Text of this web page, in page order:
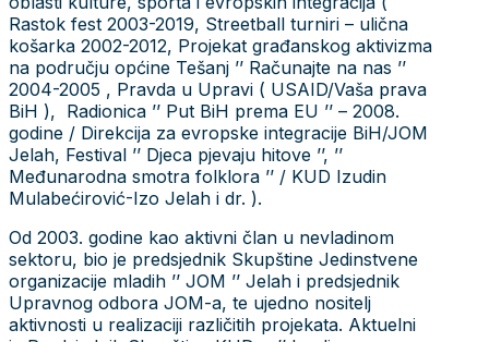
Rastok fest 2003-2019, Streetball turniri – ulična
košarka 2002-2012, Projekat građanskog aktivizma
na području općine Tešanj ’’ Računajte na nas ’’
2004-2005 , Pravda u Upravi ( USAID/Vaša prava
BiH ), Radionica ’’ Put BiH prema EU ’’ – 2008.
godine / Direkcija za evropske integracije BiH/JOM
Jelah, Festival ’’ Djeca pjevaju hitove ’’, ’’
Međunarodna smotra folklora ’’ / KUD Izudin
Mulabećirović-Izo Jelah i dr. ).
Od 2003. godine kao aktivni član u nevladinom
sektoru, bio je predsjednik Skupštine Jedinstvene
organizacije mladih ’’ JOM ’’ Jelah i predsjednik
Upravnog odbora JOM-a, te ujedno nositelj
aktivnosti u realizaciji različitih projekata. Aktuelni